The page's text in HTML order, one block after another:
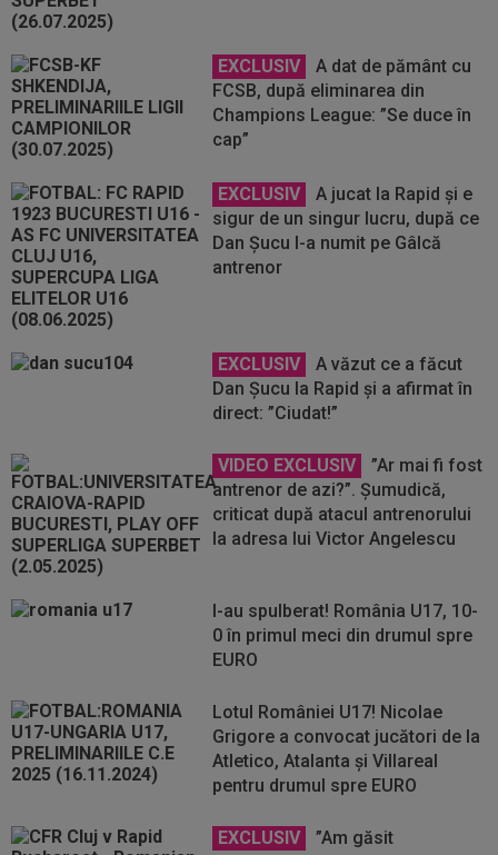
EXCLUSIV
A dat de pământ cu
FCSB, după eliminarea din
Champions League: ”Se duce în
cap”
EXCLUSIV
A jucat la Rapid și e
sigur de un singur lucru, după ce
Dan Șucu l-a numit pe Gâlcă
antrenor
EXCLUSIV
A văzut ce a făcut
Dan Șucu la Rapid și a afirmat în
direct: ”Ciudat!”
VIDEO EXCLUSIV
”Ar mai fi fost
antrenor de azi?”. Șumudică,
criticat după atacul antrenorului
la adresa lui Victor Angelescu
I-au spulberat! România U17, 10-
0 în primul meci din drumul spre
EURO
Lotul României U17! Nicolae
Grigore a convocat jucători de la
Atletico, Atalanta și Villareal
pentru drumul spre EURO
EXCLUSIV
”Am găsit